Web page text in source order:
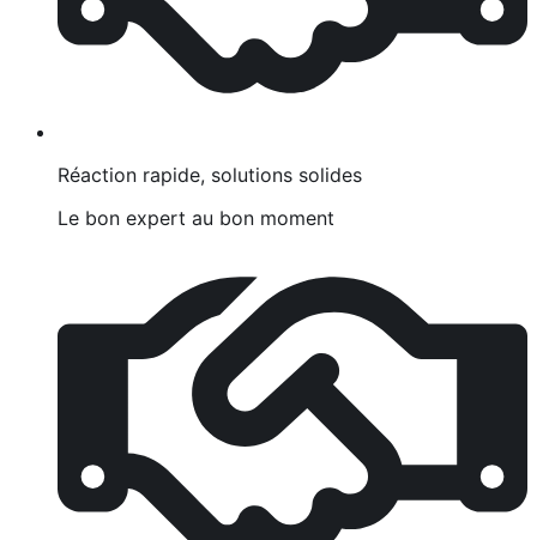
Réaction rapide, solutions solides
Le bon expert au bon moment